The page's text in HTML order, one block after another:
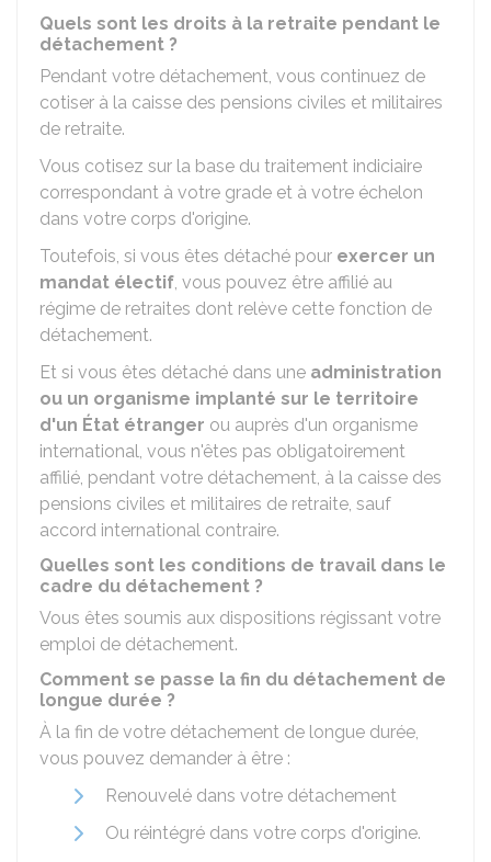
Quels sont les droits à la retraite pendant le
détachement ?
Pendant votre détachement, vous continuez de
cotiser à la caisse des pensions civiles et militaires
de retraite.
Vous cotisez sur la base du traitement indiciaire
correspondant à votre grade et à votre échelon
dans votre corps d'origine.
Toutefois, si vous êtes détaché pour exercer un
mandat électif, vous pouvez être affilié au
régime de retraites dont relève cette fonction de
détachement.
Et si vous êtes détaché dans une administration
ou un organisme implanté sur le territoire
d'un État étranger ou auprès d'un organisme
international, vous n'êtes pas obligatoirement
affilié, pendant votre détachement, à la caisse des
pensions civiles et militaires de retraite, sauf
accord international contraire.
Quelles sont les conditions de travail dans le
cadre du détachement ?
Vous êtes soumis aux dispositions régissant votre
emploi de détachement.
Comment se passe la fin du détachement de
longue durée ?
À la fin de votre détachement de longue durée,
vous pouvez demander à être :
Renouvelé dans votre détachement
Ou réintégré dans votre corps d'origine.